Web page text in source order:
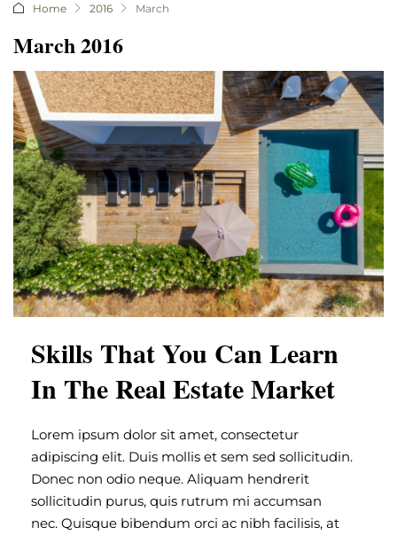
Home 2016 March
March 2016
Skills That You Can Learn
In The Real Estate Market
Lorem ipsum dolor sit amet, consectetur
adipiscing elit. Duis mollis et sem sed sollicitudin.
Donec non odio neque. Aliquam hendrerit
sollicitudin purus, quis rutrum mi accumsan
nec. Quisque bibendum orci ac nibh facilisis, at